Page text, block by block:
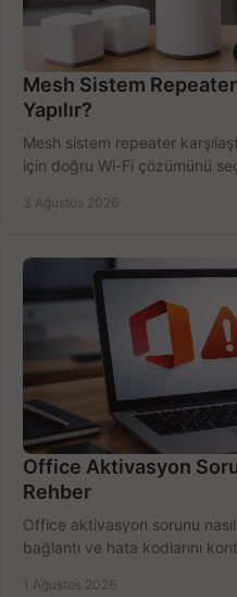
Mesh Sistem Repeater
Yapılır?
Mesh sistem repeater
için doğru Wi-Fi çözümünü
3 Ağustos 2026
Office Aktivasyon
Rehber
Office aktivasyon sorunu
bağlantı ve hata kodlarını
1 Ağustos 2026